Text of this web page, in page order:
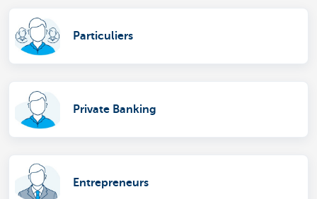
Particuliers
Private Banking
Entrepreneurs